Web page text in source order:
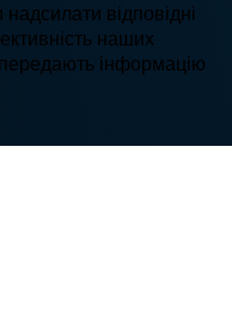
відповідні
наших
інформацію